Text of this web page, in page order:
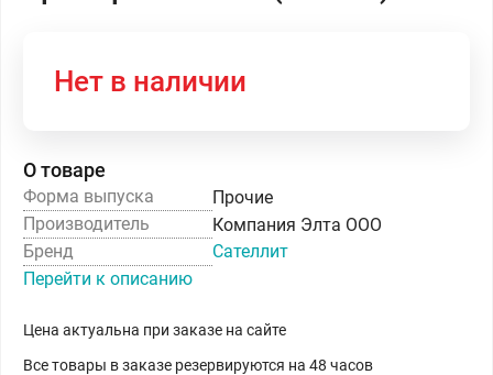
Нет в наличии
О товаре
Форма выпуска
Прочие
Производитель
Компания Элта ООО
Бренд
Сателлит
Перейти к описанию
Цена актуальна при заказе на сайте
Все товары в заказе резервируются на 48 часов